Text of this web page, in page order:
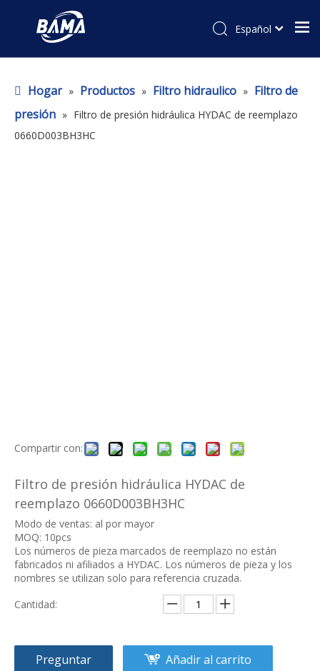
Español
Hogar » Productos » Filtro hidraulico » Filtro de
presión » Filtro de presión hidráulica HYDAC de reemplazo
0660D003BH3HC
Compartir con:
Filtro de presión hidráulica HYDAC de
reemplazo 0660D003BH3HC
Modo de ventas: al por mayor
MOQ: 10pcs
Los números de pieza marcados de reemplazo no están
fabricados ni afiliados a HYDAC. Los números de pieza y los
nombres se utilizan solo para referencia cruzada.
Cantidad:
Preguntar Añadir al carrito